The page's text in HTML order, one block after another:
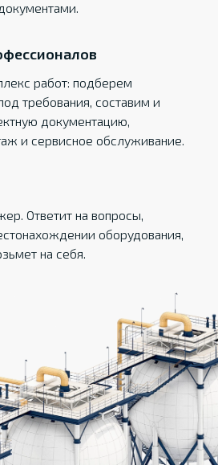
работ: подберем
требования, составим и
документацию,
и сервисное обслуживание.
Ответит на вопросы,
оборудования,
на себя.